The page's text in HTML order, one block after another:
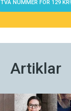
TVÅ NUMMER FÖR 129 KR!
Artiklar